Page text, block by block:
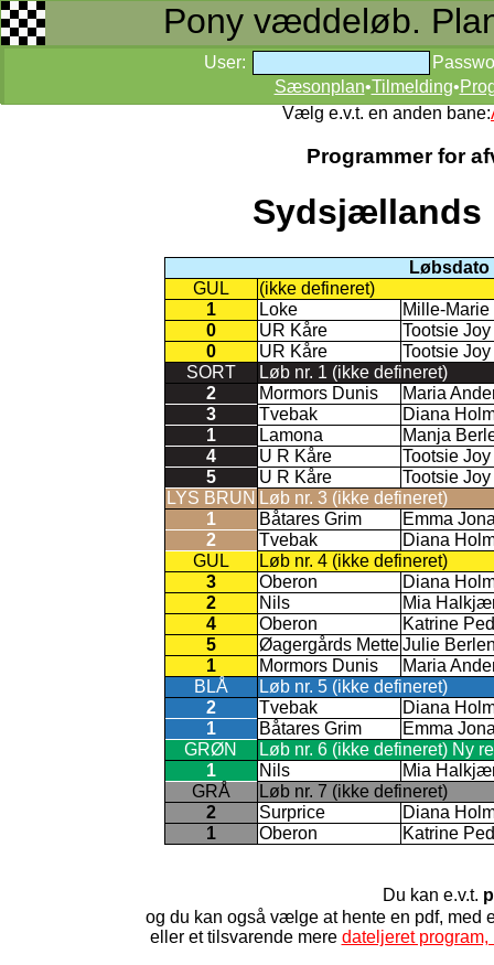
Pony væddeløb.
User:
Sæsonplan•Tilmelding•
Vælg e.v.t. en anden bane:
Programmer for
Sydsjællands
Løbsdato
GUL
(ikke defineret)
1
Loke
Mille-
0
UR Kåre
Tootsie
0
UR Kåre
Tootsie
SORT
Løb nr. 1 (ikke defineret)
2
Mormors Dunis
Maria
3
Tvebak
Diana
1
Lamona
Manja
4
U R Kåre
Tootsie
5
U R Kåre
Tootsie
LYS BRUN Løb nr. 3 (ikke defineret)
1
Båtares Grim
Emma
2
Tvebak
Diana
GUL
Løb nr. 4 (ikke defineret)
3
Oberon
Diana
2
Nils
Mia
4
Oberon
Katrine
5
Øagergårds Mette Julie
1
Mormors Dunis
Maria
BLÅ
Løb nr. 5 (ikke defineret)
2
Tvebak
Diana
1
Båtares Grim
Emma
GRØN
Løb nr. 6 (ikke defineret) Ny
1
Nils
Mia
GRÅ
Løb nr. 7 (ikke defineret)
2
Surprice
Diana
1
Oberon Katrine
Du kan e.v.t.
og du kan også vælge at hente en pdf, med
eller et tilsvarende mere dateljeret